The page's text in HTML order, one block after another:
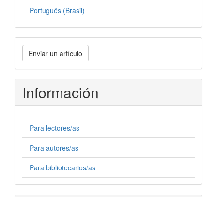
Português (Brasil)
Enviar
un
artículo
Enviar un artículo
Información
Para lectores/as
Para autores/as
Para bibliotecarios/as